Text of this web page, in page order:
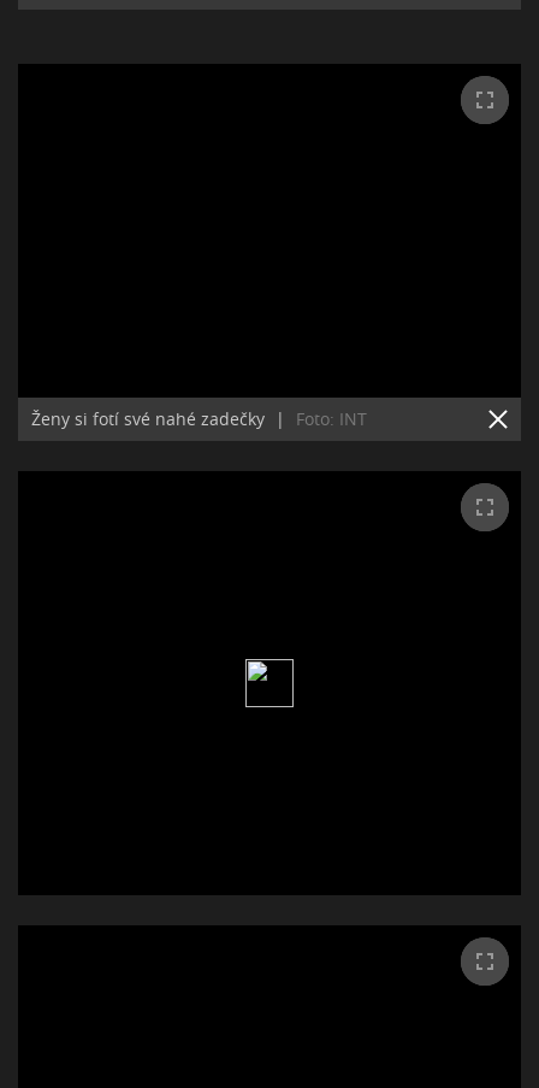
Ženy si fotí své nahé zadečky | Foto: INT